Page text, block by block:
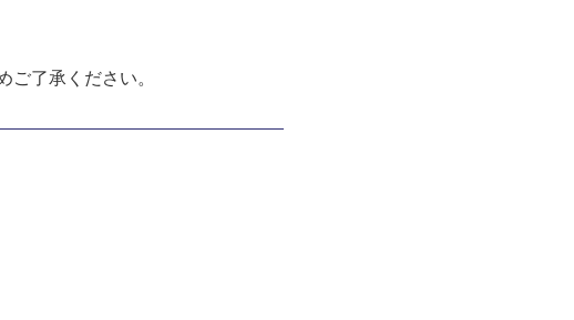
了承ください。